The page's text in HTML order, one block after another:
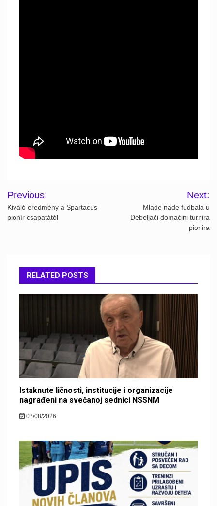
Post
navigation
Previous:
Kiváló eredmény a Spartacus
pionír csapatától
Next:
Mlade nade fudbala u
Debeljači domaćini turnira
pionira
RELATED POSTS
Istaknute ličnosti, institucije i organizacije
nagrađeni na svečanoj sednici NSSNM
07/08/2026